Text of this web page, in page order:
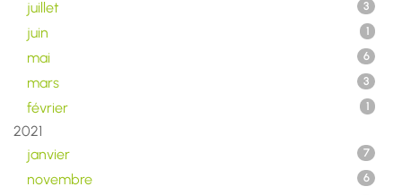
juillet 3
juin 1
mai 6
mars 3
février 1
2021
janvier
7
novembre 6